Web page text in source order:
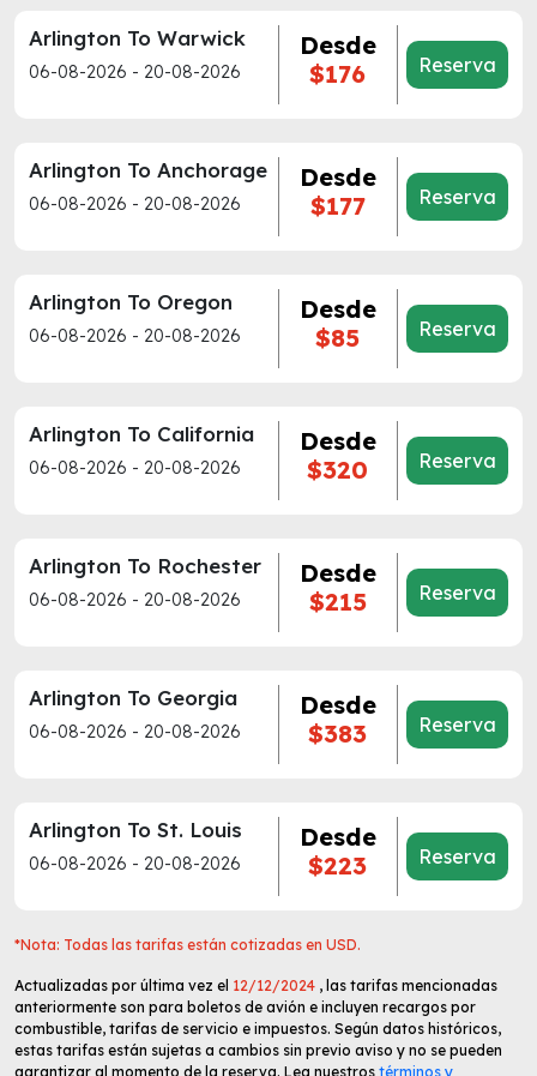
Arlington To Warwick
06-08-2026 - 20-08-2026
Desde
$176
Reserva
Arlington To Anchorage
06-08-2026 - 20-08-2026
Desde
$177
Reserva
Arlington To Oregon
06-08-2026 - 20-08-2026
Desde
$85
Reserva
Arlington To California
06-08-2026 - 20-08-2026
Desde
$320
Reserva
Arlington To Rochester
06-08-2026 - 20-08-2026
Desde
$215
Reserva
Arlington To Georgia
06-08-2026 - 20-08-2026
Desde
$383
Reserva
Arlington To St. Louis
06-08-2026 - 20-08-2026
Desde
$223
Reserva
*Nota: Todas las tarifas están cotizadas en USD.
Actualizadas por última vez el 12/12/2024 , las tarifas mencionadas
anteriormente son para boletos de avión e incluyen recargos por
combustible, tarifas de servicio e impuestos. Según datos históricos,
estas tarifas están sujetas a cambios sin previo aviso y no se pueden
garantizar al momento de la reserva. Lea nuestros términos y